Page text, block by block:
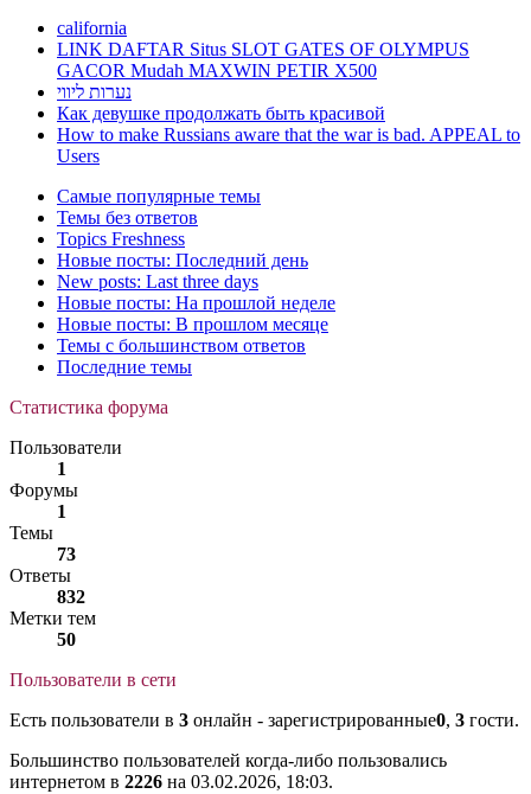
california
LINK DAFTAR Situs SLOT GATES OF OLYMPUS
GACOR Mudah MAXWIN PETIR X500
נערות ליווי
Как девушке продолжать быть красивой
How to make Russians aware that the war is bad. APPEAL to
Users
Самые популярные темы
Темы без ответов
Topics Freshness
Новые посты: Последний день
New posts: Last three days
Новые посты: На прошлой неделе
Новые посты: В прошлом месяце
Темы с большинством ответов
Последние темы
Статистика форума
Пользователи
1
Форумы
1
Темы
73
Ответы
832
Метки тем
50
Пользователи в сети
Есть пользователи в 3 онлайн - зарегистрированные0, 3 гости.
Большинство пользователей когда-либо пользовались
интернетом в 2226 на 03.02.2026, 18:03.